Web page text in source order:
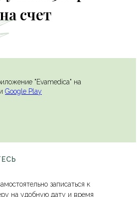
счет
"Evamedica" на
Google Play
записаться к
на удобную дату и время